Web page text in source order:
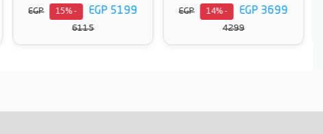
EGP 3699
EGP
4299
EGP 5199
EGP
6115